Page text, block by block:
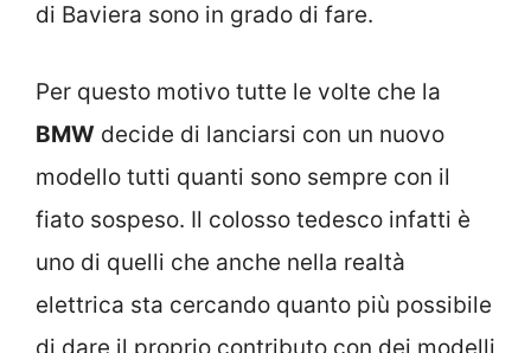
di Baviera sono in grado di fare.
Per questo motivo tutte le volte che la
BMW decide di lanciarsi con un nuovo
modello tutti quanti sono sempre con il
fiato sospeso. Il colosso tedesco infatti è
uno di quelli che anche nella realtà
elettrica sta cercando quanto più possibile
di dare il proprio contributo con dei modelli